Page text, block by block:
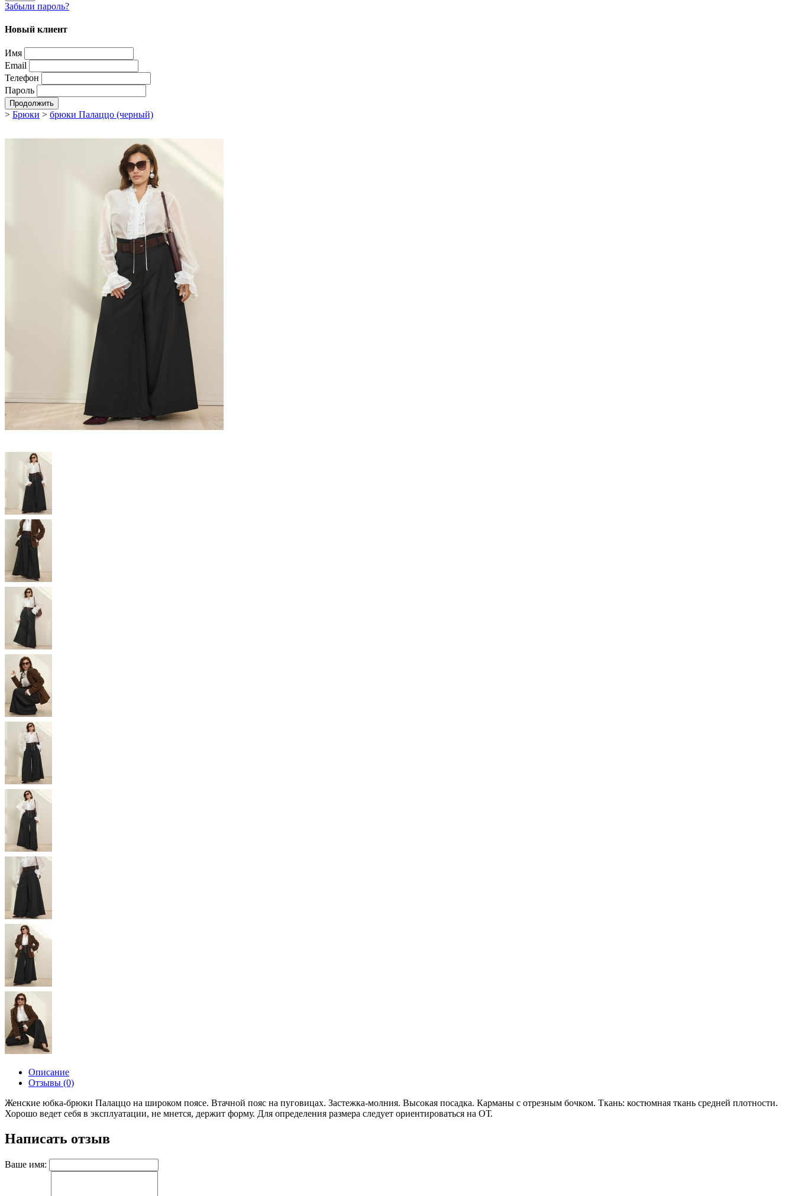
Забыли пароль?
Новый клиент
Имя
Email
Телефон
Пароль
Продолжить
> Брюки > брюки Палаццо (черный)
Описание
Отзывы (0)
Женские юбка-брюки Палаццо на широком поясе. Втачной пояс на пуговицах. Застежка-молния. Высокая посадка. Карманы с отрезным бочком. Ткань: костюмная ткань средней плотности.
Хорошо ведет себя в эксплуатации, не мнется, держит форму. Для определения размера следует ориентироваться на ОТ.
Написать отзыв
Ваше имя: